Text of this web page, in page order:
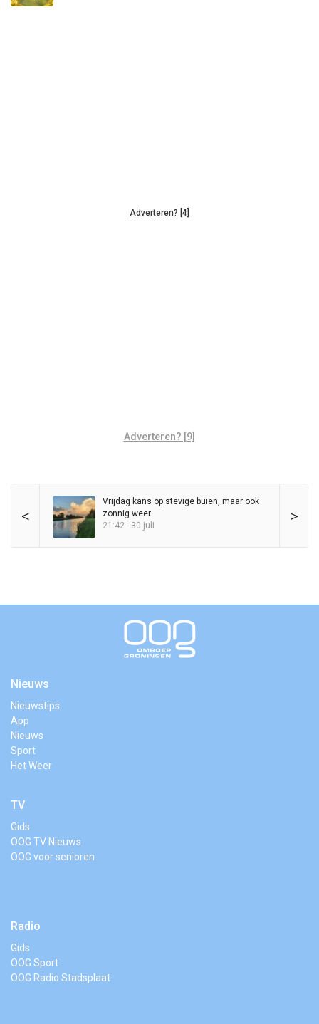
Adverteren? [4]
Adverteren? [9]
< >
Vrijdag kans op stevige buien, maar ook
zonnig weer
21:42 - 30 juli
Nieuws
Nieuwstips
App
Nieuws
Sport
Het Weer
TV
Gids
OOG TV Nieuws
OOG voor senioren
Radio
Gids
OOG Sport
OOG Radio Stadsplaat